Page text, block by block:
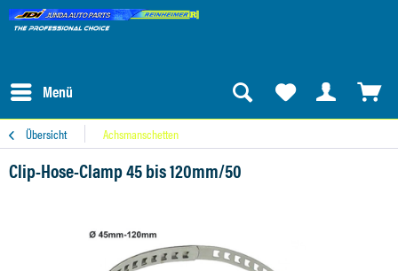
Menü
Übersicht Achsmanschetten
Clip-Hose-Clamp 45 bis 120mm/50